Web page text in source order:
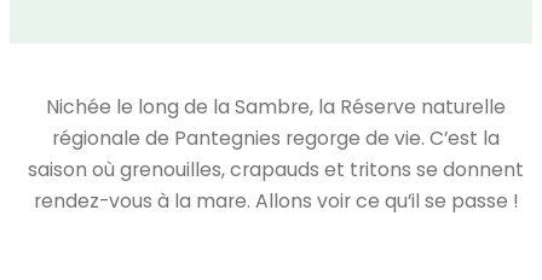
Nichée le long de la Sambre, la Réserve naturelle
régionale de Pantegnies regorge de vie. C’est la
saison où grenouilles, crapauds et tritons se donnent
rendez-vous à la mare. Allons voir ce qu’il se passe !